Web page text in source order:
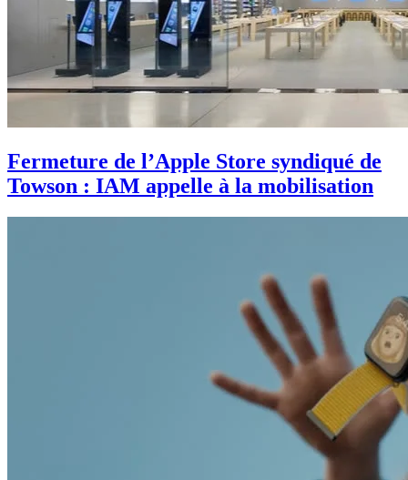
Fermeture de l’Apple Store syndiqué de
Towson : IAM appelle à la mobilisation